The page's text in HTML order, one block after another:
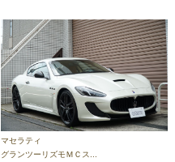
マセラティ
グランツーリズモＭＣス...